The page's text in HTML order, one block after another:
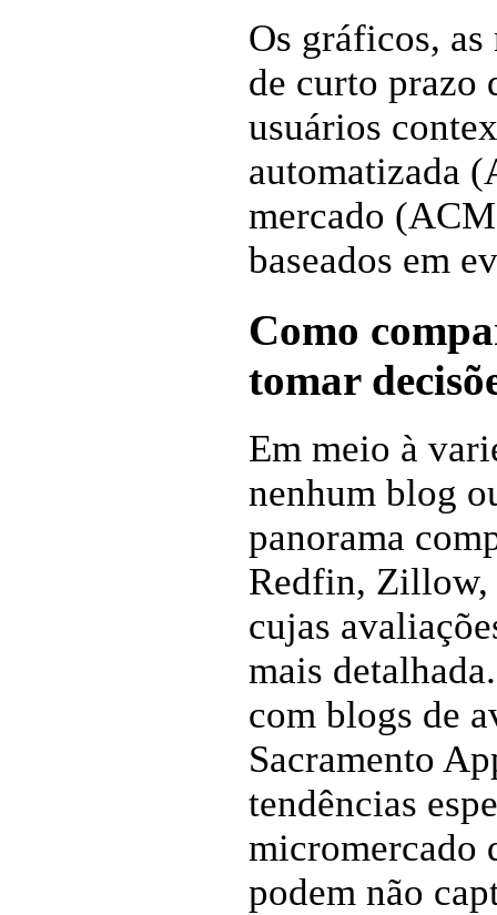
Os gráficos, as
de curto prazo
usuários
automatizada
mercado
baseados em
Como
tomar
Em meio à
nenhum blog
panorama
Redfin, Zillow,
cujas
mais
com blogs de
Sacramento
tendências
micromercado
podem não